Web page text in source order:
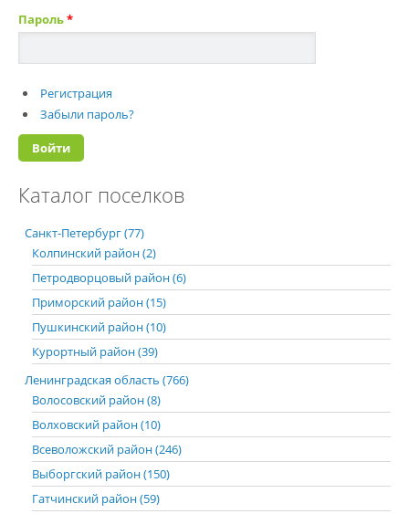
Пароль*
Регистрация
Забыли пароль?
Каталог поселков
Санкт-Петербург (77)
Колпинский район (2)
Петродворцовый район (6)
Приморский район (15)
Пушкинский район (10)
Курортный район (39)
Ленинградская область (766)
Волосовский район (8)
Волховский район (10)
Всеволожский район (246)
Выборгский район (150)
Гатчинский район (59)